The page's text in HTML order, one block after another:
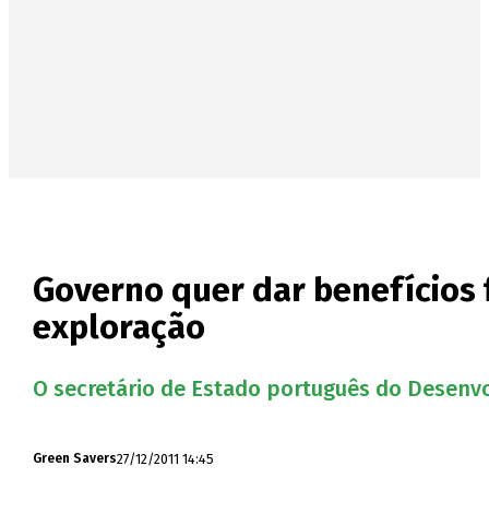
Governo quer dar
exploração
O secretário de Estado português do
Green Savers27/12/2011 14:45